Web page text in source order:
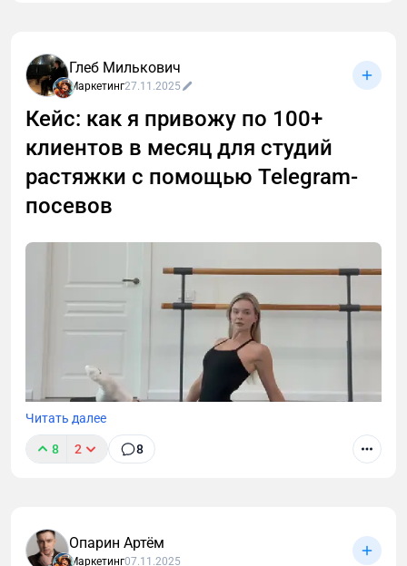
которые сделал после тысяч (!) холодных диалогов
с малым, средним и крупным бизнесом.
Глеб Милькович
Маркетинг27.11.2025
Кейс: как я привожу по 100+
клиентов в месяц для студий
растяжки с помощью Telegram-
посевов
Я покажу системный и масштабируемый подход к
Читать далее
8 2 8
Опарин Артём
Маркетинг07.11.2025